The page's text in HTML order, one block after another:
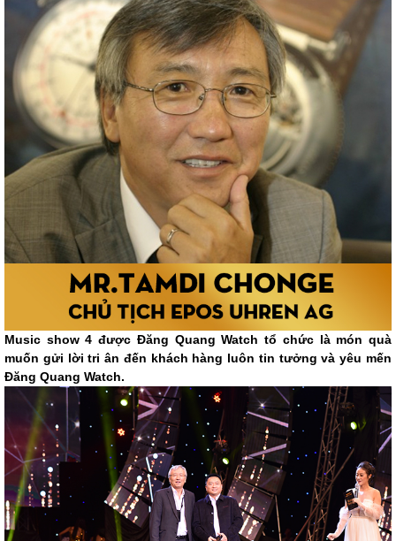
Music show 4 được Đăng Quang Watch tổ chức là món quà
muốn gửi lời tri ân đến khách hàng luôn tin tưởng và yêu mến
Đăng Quang Watch.